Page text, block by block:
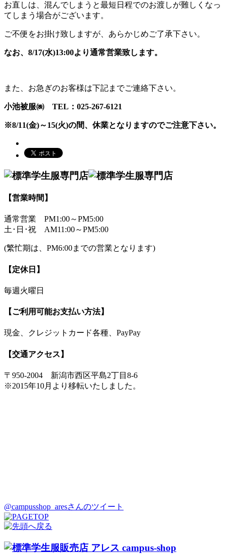
お直しは、混んでしまうと最短日程でのお渡しが難しくなっ
てしまう場合がございます。
ご不便をお掛け致しますが、あらかじめご了承下さい。
なお、8/17(水)13:00より通常営業致します。
また、お急ぎのお客様は下記までご連絡下さい。
小池被服㈱ TEL：025-267-6121
※8/11(金)～15(火)の間、休業となりますのでご注意下さい。
【営業時間】
通常営業 PM1:00～PM5:00
土･日･祝 AM11:00～PM5:00
(繁忙期は、PM6:00までの営業となります)
【定休日】
毎週火曜日
【ご利用可能お支払い方法】
現金、クレジットカード各種、PayPay
【交通アクセス】
〒950-2004 新潟市西区平島2丁目8-6
※2015年10月より移転いたしました。
@campusshop_aresさんのツイート